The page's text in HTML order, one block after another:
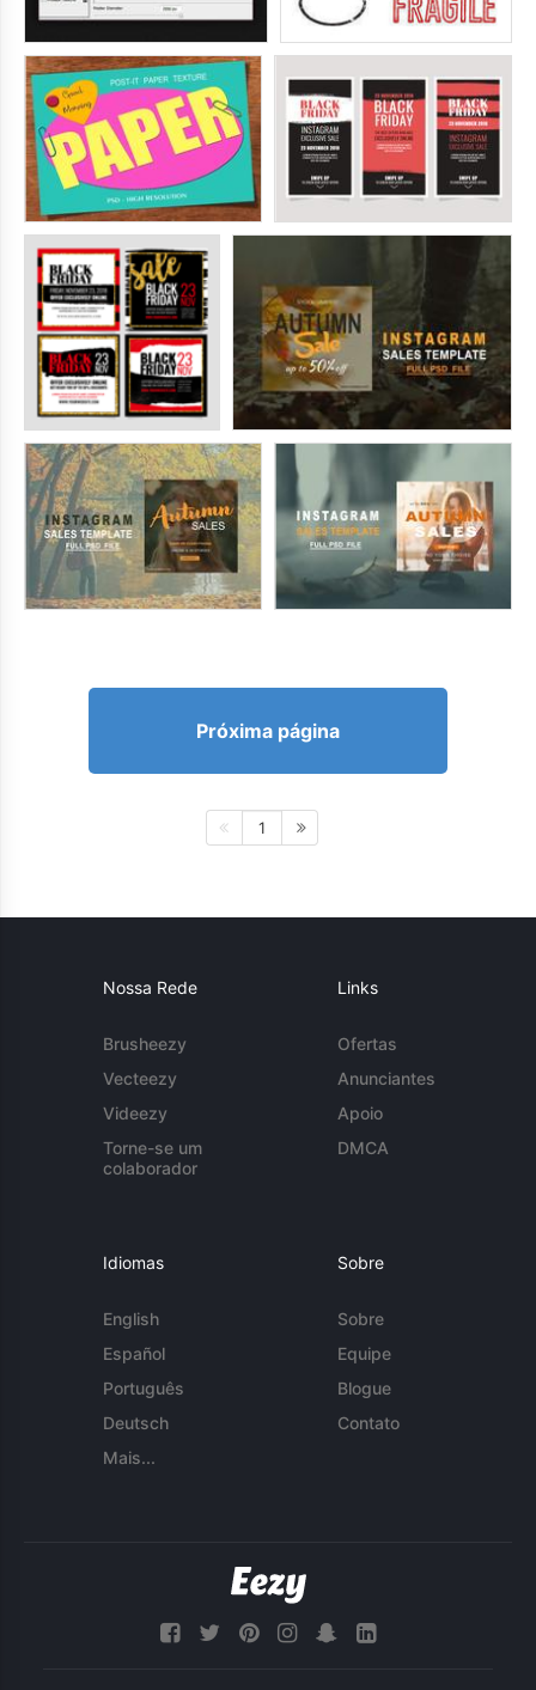
Próxima página
1
Nossa Rede
Brusheezy
Vecteezy
Videezy
Torne-se um
colaborador
Links
Ofertas
Anunciantes
Apoio
DMCA
Idiomas
English
Español
Português
Deutsch
Mais...
Sobre
Sobre
Equipe
Blogue
Contato